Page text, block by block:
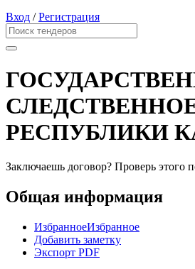
Вход /Регистрация
РЕСПУБЛИКИ
Заключаешь договор? Проверь этого
Общая информация
ИзбранноеИзбранное
Добавить заметку
Экспорт PDF